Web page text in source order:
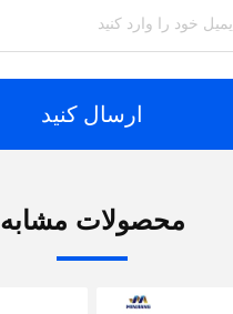
ارسال کنید
محصولات مشابه